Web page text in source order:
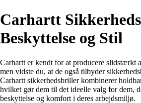
Carhartt
Beskyttelse og Stil
Carhartt er kendt for at producere slidstærkt
men vidste du, at de også tilbyder
Carhartt sikkerhedsbriller kombinerer
hvilket gør dem til det ideelle valg for dem,
beskyttelse og komfort i deres arbejdsmiljø.